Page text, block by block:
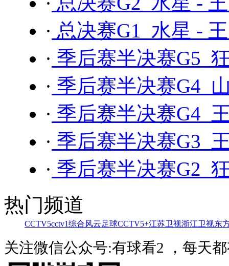
· 总决赛G1 水星 -
· 季后赛半决赛G5
· 季后赛半决赛G4
· 季后赛半决赛G4
· 季后赛半决赛G3
· 季后赛半决赛G2
热门频道
CCTV5cctv1综合风云足球CCTV5+江苏卫视浙江卫视东
关注微信公众号:有球看2 ，每天